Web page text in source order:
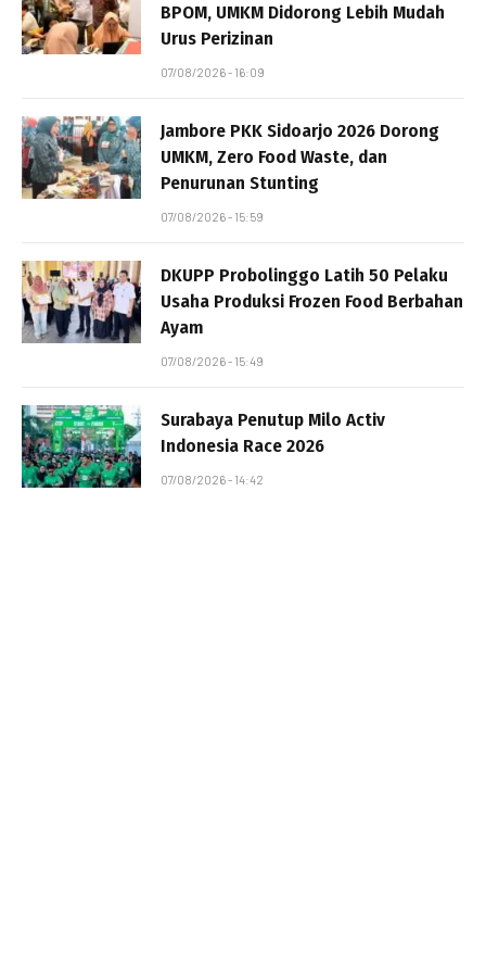
BPOM, UMKM Didorong Lebih Mudah
Urus Perizinan
07/08/2026 - 16:09
Jambore PKK Sidoarjo 2026 Dorong
UMKM, Zero Food Waste, dan
Penurunan Stunting
07/08/2026 - 15:59
DKUPP Probolinggo Latih 50 Pelaku
Usaha Produksi Frozen Food Berbahan
Ayam
07/08/2026 - 15:49
Surabaya Penutup Milo Activ
Indonesia Race 2026
07/08/2026 - 14:42